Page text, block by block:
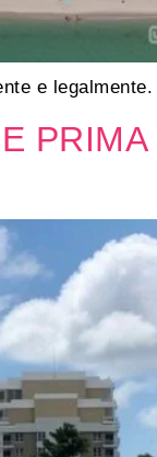
e legalmente.
PRIMA